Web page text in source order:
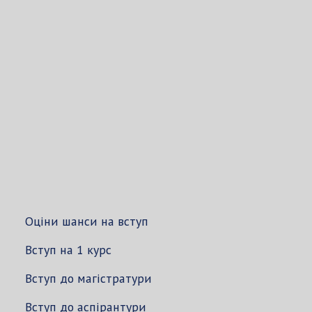
Оціни шанси на вступ
Вступ на 1 курс
Вступ до магістратури
Вступ до аспірантури